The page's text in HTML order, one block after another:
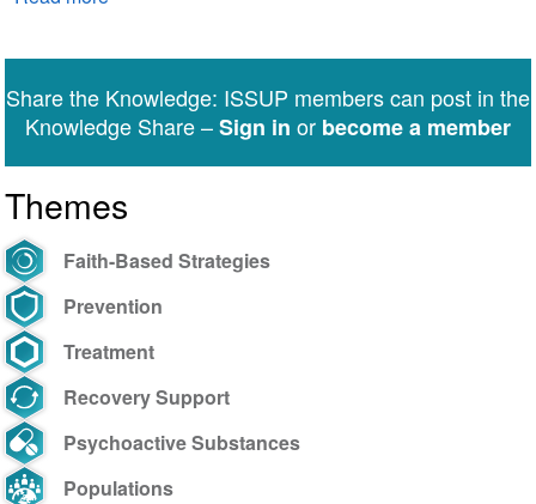
como
o
7º
Congresso
Freemind
2022
Share the Knowledge: ISSUP members can post in the
Knowledge Share –Sign in or become a member
Themes
Faith-Based Strategies
Prevention
Treatment
Recovery Support
Psychoactive Substances
Populations